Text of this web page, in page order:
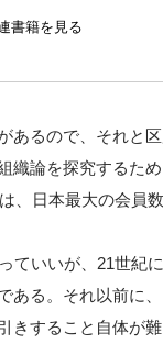
書籍を見る
あるので、それと
織論を探究するた
、日本最大の会員数
ていいが、21世紀
ある。それ以前に
すること自体が難